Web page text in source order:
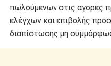
πωλούμενων στις αγορές
ελέγχων και επιβολής
διαπίστωσης μη